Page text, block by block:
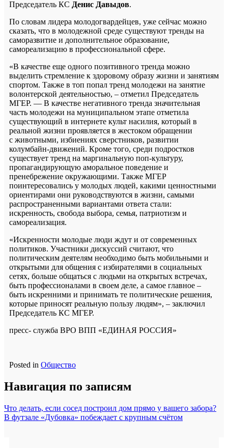
Председатель КС Денис Давыдов.
По словам лидера молодогвардейцев, уже сейчас можно
сказать, что в молодежной среде существуют тренды на
саморазвитие и дополнительное образование,
самореализацию в профессиональной сфере.
«В качестве еще одного позитивного тренда можно
выделить стремление к здоровому образу жизни и занятиям
спортом. Также в топ попал тренд молодежи на занятие
волонтерской деятельностью, – отметил Председатель
МГЕР. — В качестве негативного тренда значительная
часть молодежи на муниципальном этапе отметила
существующий в интернете культ насилия, который в
реальной жизни проявляется в жестоком обращении
с животными, избиениях сверстников, развитии
колумбайн-движений. Кроме того, среди подростков
существует тренд на маргинальную поп-культуру,
пропагандирующую аморальное поведение и
пренебрежение окружающими. Также МГЕР
поинтересовались у молодых людей, какими ценностными
ориентирами они руководствуются в жизни, самыми
распространенными вариантами ответа стали:
искренность, свобода выбора, семья, патриотизм и
самореализация.
«Искренности молодые люди ждут и от современных
политиков. Участники дискуссий считают, что
политическим деятелям необходимо быть мобильными и
открытыми для общения с избирателями в социальных
сетях, больше общаться с людьми на открытых встречах,
быть профессионалами в своем деле, а самое главное –
быть искренними и принимать те политические решения,
которые приносят реальную пользу людям», – заключил
Председатель КС МГЕР.
пресс- служба ВРО ВПП «ЕДИНАЯ РОССИЯ»
Posted in Общество
Навигация по записям
Что делать, если сосед построил дом прямо у вашего забора?
В футзале «Дубовка» побеждает с крупным счётом